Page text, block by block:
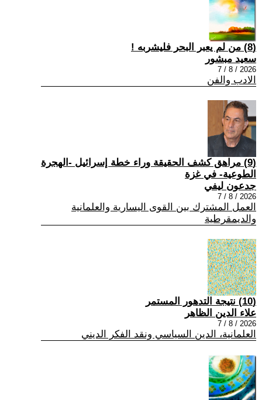
(8) من لم يعبر البحر فليشربه !
سعيد مبشور
2026 / 8 / 7
الادب والفن
(9) مراهق كشف الحقيقة وراء خطة إسرائيل -الهجرة
الطوعية- في غزة
جدعون ليفي
2026 / 8 / 7
العمل المشترك بين القوى اليسارية والعلمانية
والديمقرطية
(10) نتيجة التدهور المستمر
علاء الدين الظاهر
2026 / 8 / 7
العلمانية، الدين السياسي ونقد الفكر الديني